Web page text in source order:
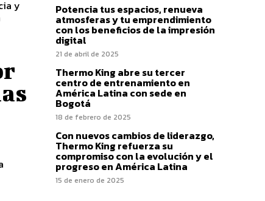
y
Potencia tus espacios, renueva
atmosferas y tu emprendimiento
con los beneficios de la impresión
digital
21 de abril de 2025
Thermo King abre su tercer
centro de entrenamiento en
América Latina con sede en
Bogotá
18 de febrero de 2025
Con nuevos cambios de liderazgo,
Thermo King refuerza su
compromiso con la evolución y el
progreso en América Latina
15 de enero de 2025